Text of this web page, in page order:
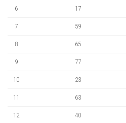
6 17
7 59
8 65
9 77
10 23
11 63
12 40